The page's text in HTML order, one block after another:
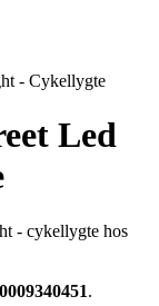
- Cykellygte
Led
- cykellygte hos
.